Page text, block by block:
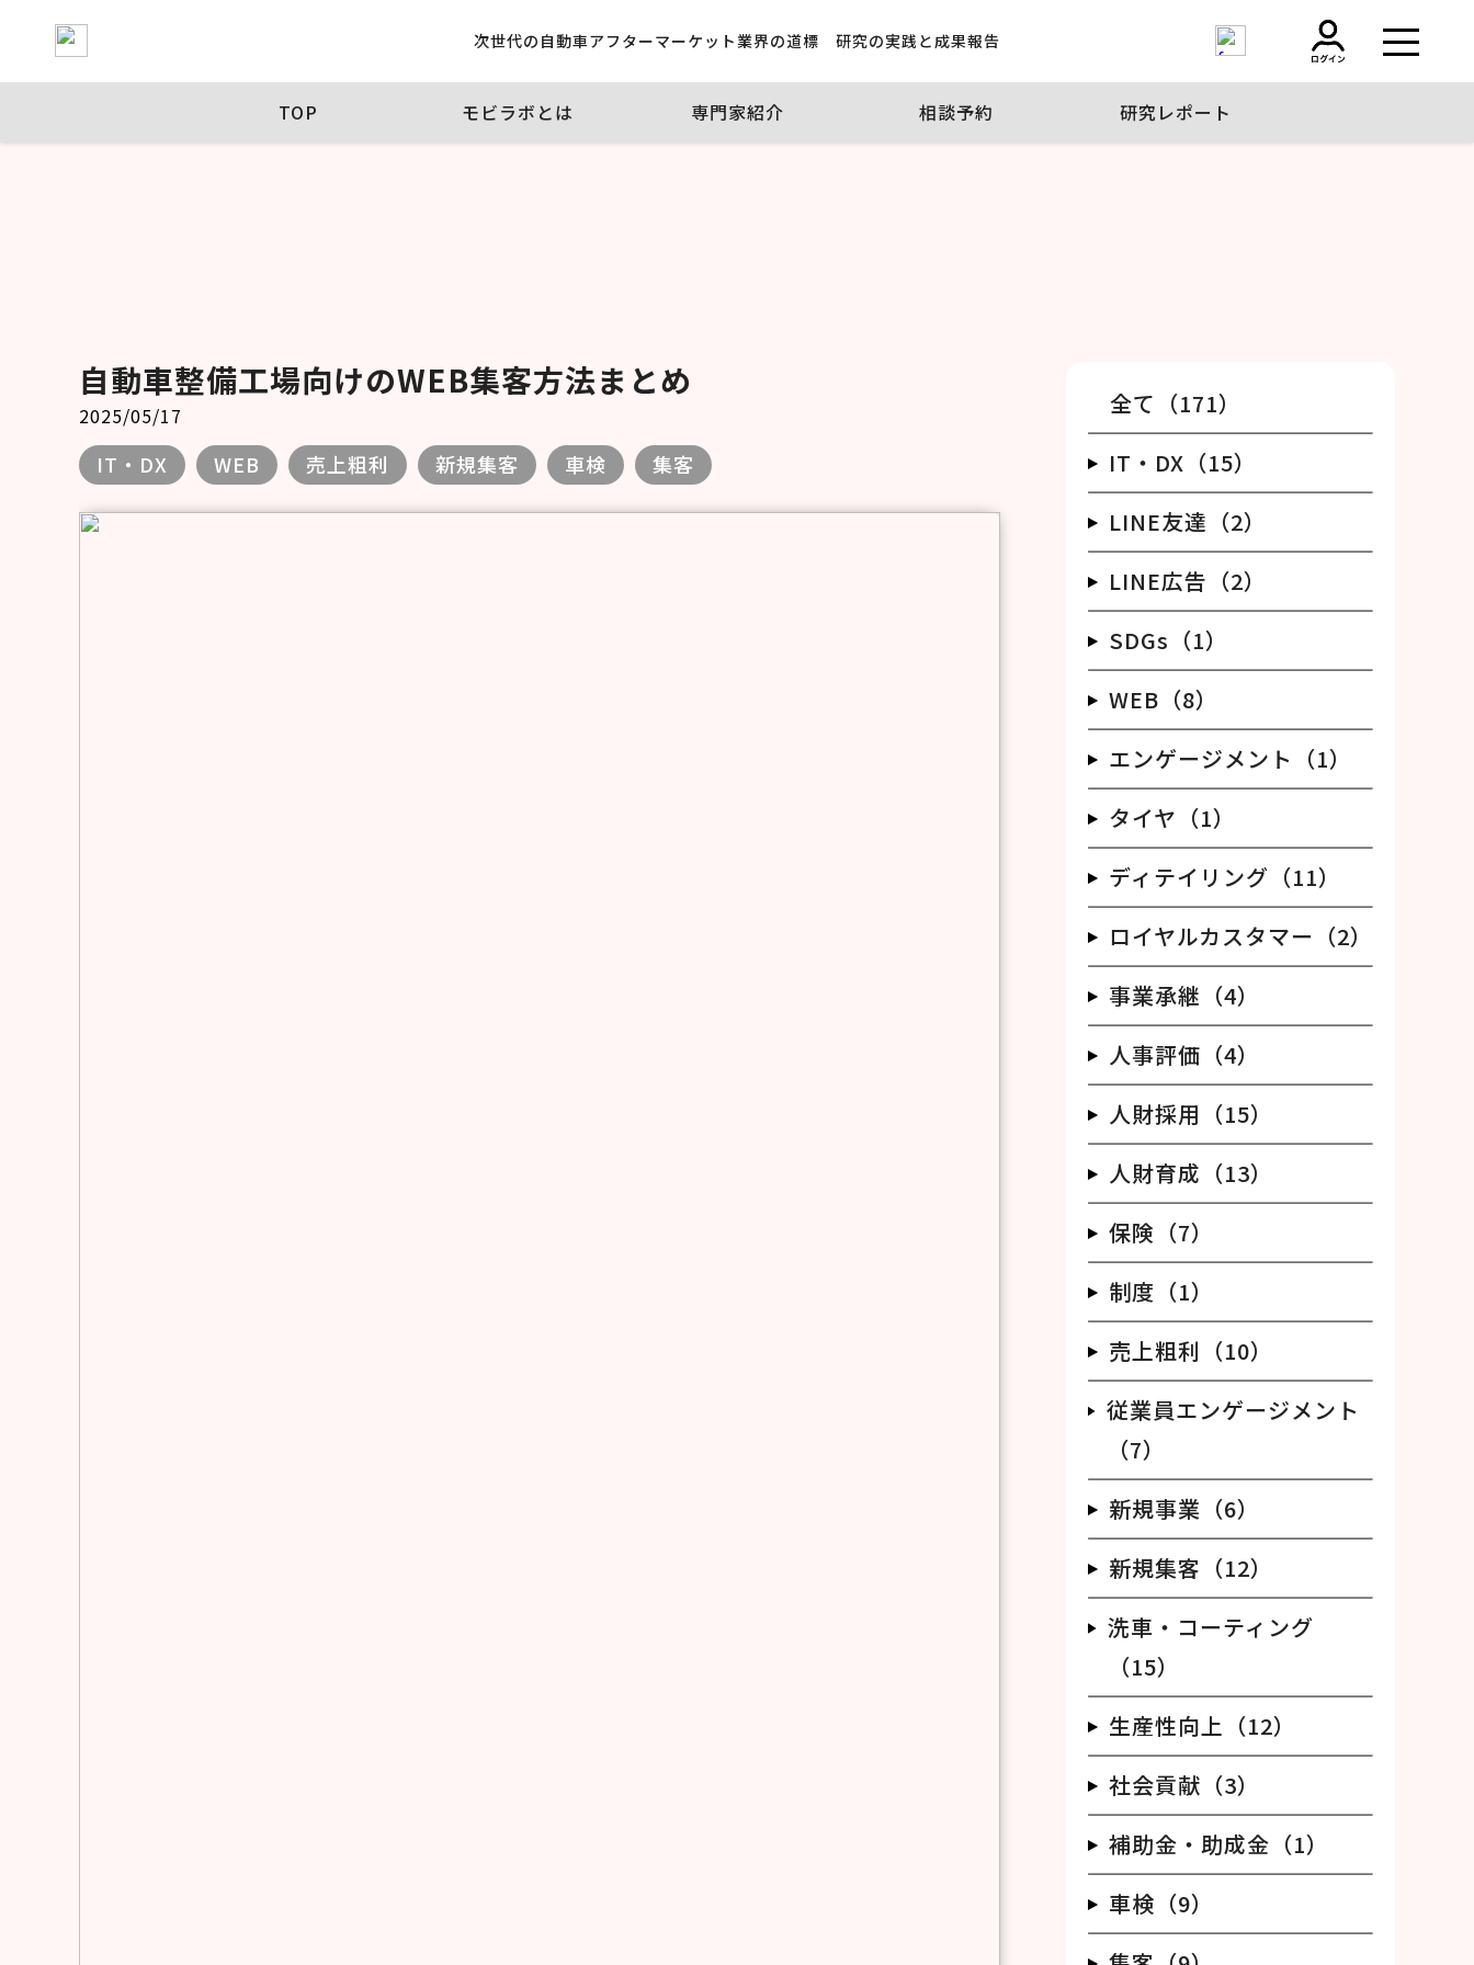
次世代の自動車アフターマーケット業界の道標 研究の実践と成果報告
TOP モビラボとは 専門家紹介 相談予約 研究レポート
自動車整備工場向けのWEB集客方法まとめ
2025/05/17
IT・DX WEB 売上粗利 新規集客 車検 集客
全て（171）
IT・DX（15）
LINE友達（2）
LINE広告（2）
SDGs（1）
WEB（8）
エンゲージメント（1）
タイヤ（1）
ディテイリング（11）
ロイヤルカスタマー（2）
事業承継（4）
人事評価（4）
人財採用（15）
人財育成（13）
保険（7）
制度（1）
売上粗利（10）
従業員エンゲージメント
（7）
新規事業（6）
新規集客（12）
洗車・コーティング
（15）
生産性向上（12）
社会貢献（3）
補助金・助成金（1）
車検（9）